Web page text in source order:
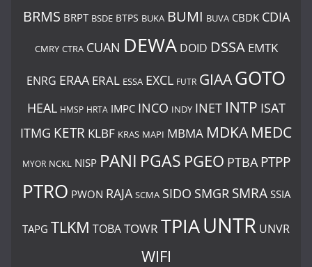
BRMS BRPT BSDE BTPS BUKA BUMI BUVA CBDK CDIA
CMRY CTRA CUAN DEWA DOID DSSA EMTK
ENRG ERAA ERAL ESSA EXCL FUTR GIAAGOTO
HEAL HMSP HRTA IMPC INCO INDY INET INTP ISAT
ITMG KETR KLBF KRAS MAPI MBMA MDKA MEDC
MYOR NCKL NISP PANI PGAS PGEO PTBA PTPP
PTRO PWON RAJA SCMA SIDO SMGR SMRA SSIA
TAPG TLKM TOBATOWR TPIAUNTR UNVR
WIFI